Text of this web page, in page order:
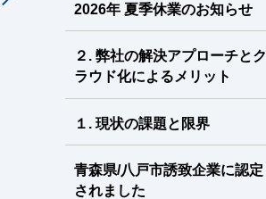
2026年 夏季休業のお知らせ
２. 弊社の解決アプローチとク
ラウド化によるメリット
１. 現状の課題と限界
青森県/八戸市誘致企業に認定
されました